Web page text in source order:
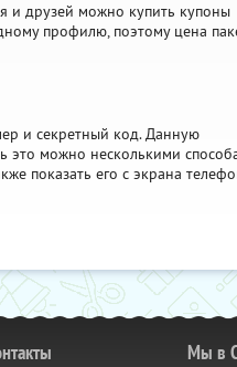
и друзей можно купить купоны
профилю, поэтому цена
и секретный код. Данную
это можно несколькими
показать его с экрана
Мы в